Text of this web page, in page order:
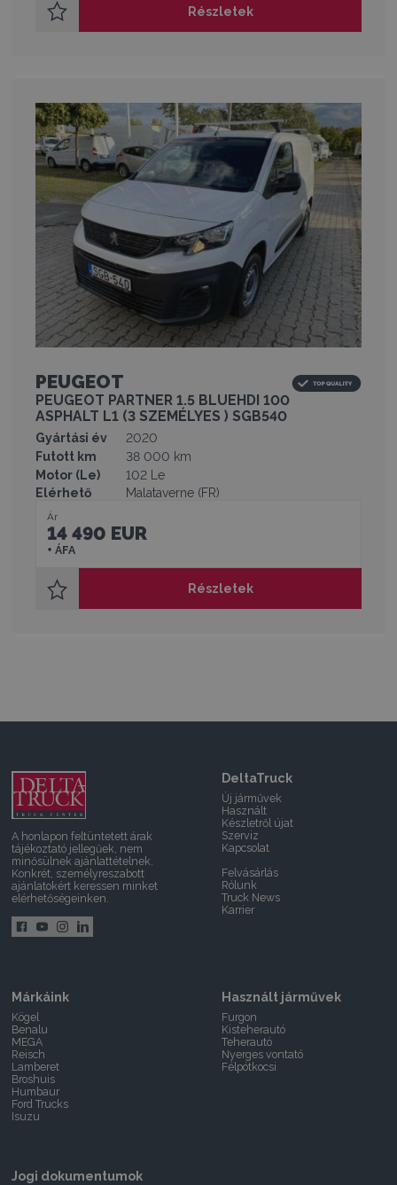
Részletek
PEUGEOT
PEUGEOT PARTNER 1.5 BLUEHDI 100
ASPHALT L1 (3 SZEMÉLYES ) SGB540
Gyártási év
2020
Futott km
38 000 km
Motor (Le)
102 Le
Elérhető
Malataverne (FR)
Ár
14 490 EUR
+ ÁFA
Részletek
A honlapon feltüntetett árak
tájékoztató jellegűek, nem
minősülnek ajánlattételnek.
Konkrét, személyreszabott
ajánlatokért keressen minket
elérhetőségeinken.
DeltaTruck
Új járművek
Használt
Készletről újat
Szerviz
Kapcsolat
Felvásárlás
Rólunk
Truck News
Karrier
Márkáink
Kögel
Benalu
MEGA
Reisch
Lamberet
Broshuis
Humbaur
Ford Trucks
Isuzu
Használt járművek
Furgon
Kisteherautó
Teherautó
Nyerges vontató
Félpótkocsi
Jogi dokumentumok